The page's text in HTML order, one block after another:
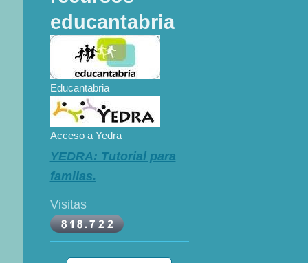
educantabria
Educantabria
Acceso a Yedra
YEDRA: Tutorial para
familas.
Visitas